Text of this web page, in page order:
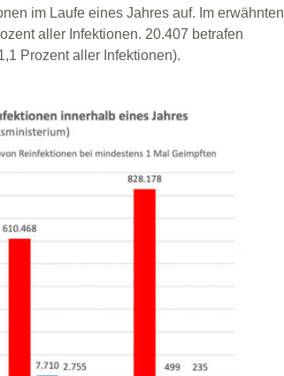
im Laufe eines Jahres auf. Im erwähnten
aller Infektionen. 20.407 betrafen
Prozent aller Infektionen).